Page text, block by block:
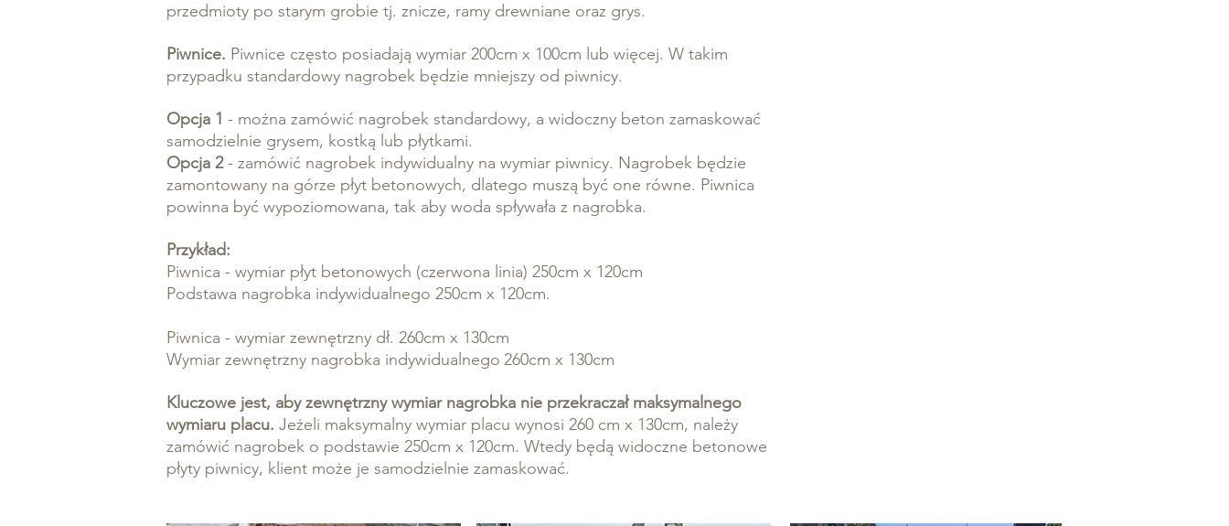
przedmioty po starym grobie tj. znicze, ramy drewniane oraz grys.
Piwnice. Piwnice często posiadają wymiar 200cm x 100cm lub więcej. W takim
przypadku standardowy nagrobek będzie mniejszy od piwnicy.
Opcja 1 - można zamówić nagrobek standardowy, a widoczny beton zamaskować
samodzielnie grysem, kostką lub płytkami.
Opcja 2- zamówić nagrobek indywidualny na wymiar piwnicy. Nagrobek będzie
zamontowany na górze płyt betonowych, dlatego muszą być one równe. Piwnica
powinna być wypoziomowana, tak aby woda spływała z nagrobka.
Przykład:
Piwnica - wymiar płyt betonowych (czerwona linia) 250cm x 120cm
Podstawa nagrobka indywidualnego 250cm x 120cm.
Piwnica - wymiar zewnętrzny dł. 260cm x 130cm
Wymiar zewnętrzny nagrobka indywidualnego 260cm x 130cm
Kluczowe jest, aby zewnętrzny wymiar nagrobka nie przekraczał maksymalnego
wymiaru placu. Jeżeli maksymalny wymiar placu wynosi 260 cm x 130cm, należy
zamówić nagrobek o podstawie 250cm x 120cm. Wtedy będą widoczne betonowe
płyty piwnicy, klient może je samodzielnie zamaskować.